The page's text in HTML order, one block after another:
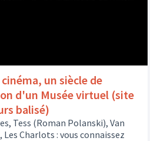
un siècle de
d'un Musée virtuel (site
balisé)
Tess (Roman Polanski), Van
Charlots : vous connaissez